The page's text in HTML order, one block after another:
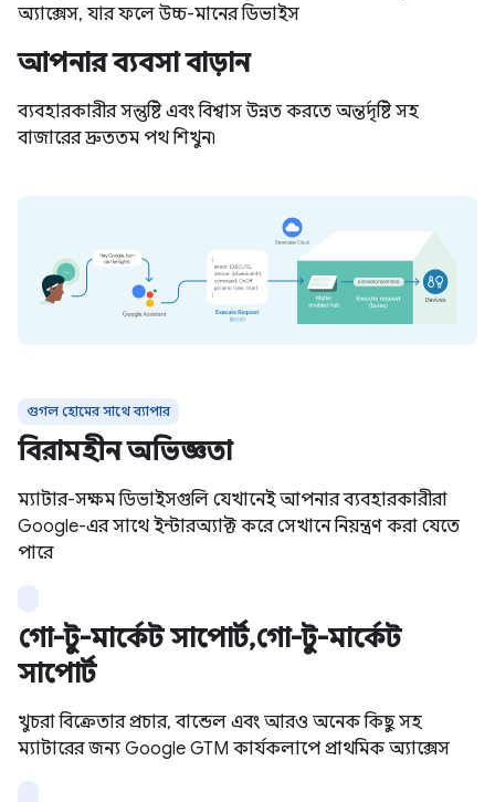
অ্যাক্সেস, যার ফলে উচ্চ-মানের ডিভাইস
আপনার ব্যবসা বাড়ান
ব্যবহারকারীর সন্তুষ্টি এবং বিশ্বাস উন্নত করতে অন্তর্দৃষ্টি সহ
বাজারের দ্রুততম পথ শিখুন৷
গুগল হোমের সাথে ব্যাপার
বিরামহীন অভিজ্ঞতা
ম্যাটার-সক্ষম ডিভাইসগুলি যেখানেই আপনার ব্যবহারকারীরা
Google-এর সাথে ইন্টারঅ্যাক্ট করে সেখানে নিয়ন্ত্রণ করা যেতে
পারে
গো-টু-মার্কেট সাপোর্ট,গো-টু-মার্কেট
সাপোর্ট
খুচরা বিক্রেতার প্রচার, বান্ডেল এবং আরও অনেক কিছু সহ
ম্যাটারের জন্য Google GTM কার্যকলাপে প্রাথমিক অ্যাক্সেস